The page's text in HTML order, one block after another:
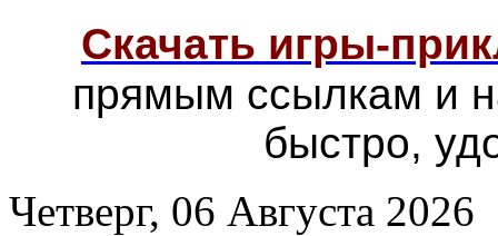
Скачать игры-
прямым ссылкам и
быстро,
Четверг, 06 Августа 2026